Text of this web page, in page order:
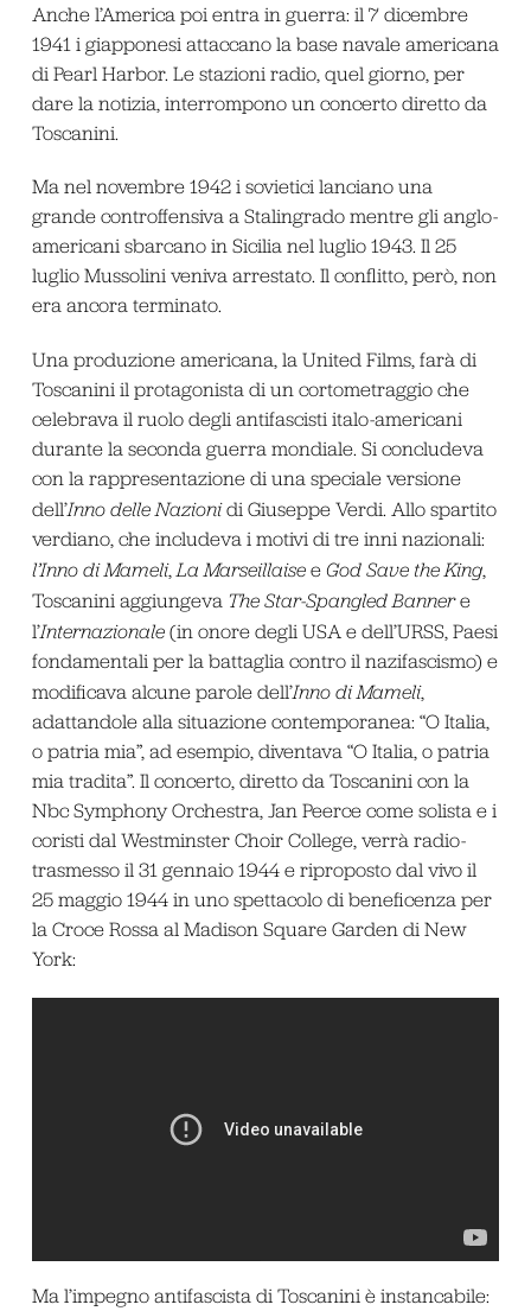
Anche l’America poi entra in guerra: il 7 dicembre
1941 i giapponesi attaccano la base navale americana
di Pearl Harbor. Le stazioni radio, quel giorno, per
dare la notizia, interrompono un concerto diretto da
Toscanini.
Ma nel novembre 1942 i sovietici lanciano una
grande controffensiva a Stalingrado mentre gli anglo-
americani sbarcano in Sicilia nel luglio 1943. Il 25
luglio Mussolini veniva arrestato. Il conflitto, però, non
era ancora terminato.
Una produzione americana, la United Films, farà di
Toscanini il protagonista di un cortometraggio che
celebrava il ruolo degli antifascisti italo-americani
durante la seconda guerra mondiale. Si concludeva
con la rappresentazione di una speciale versione
dell’Inno delle Nazionidi Giuseppe Verdi. Allo spartito
verdiano, che includeva i motivi di tre inni nazionali:
l’Inno di Mameli, La Marseillaisee God Save the King,
Toscanini aggiungeva The Star-Spangled Bannere
l’Internazionale(in onore degli USA e dell’URSS, Paesi
fondamentali per la battaglia contro il nazifascismo) e
modificava alcune parole dell’Inno di Mameli,
adattandole alla situazione contemporanea: “O Italia,
o patria mia”, ad esempio, diventava “O Italia, o patria
mia tradita”. Il concerto, diretto da Toscanini con la
Nbc Symphony Orchestra, Jan Peerce come solista e i
coristi dal Westminster Choir College, verrà radio-
trasmesso il 31 gennaio 1944 e riproposto dal vivo il
25 maggio 1944 in uno spettacolo di beneficenza per
la Croce Rossa al Madison Square Garden di New
York:
Ma l’impegno antifascista di Toscanini è instancabile: